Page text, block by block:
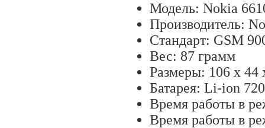
Модель: Nokia
Производитель:
Стандарт: GSM
Вес: 87 грамм
Размеры: 106 x 44
Батарея: Li-ion
Время работы в
Время работы в